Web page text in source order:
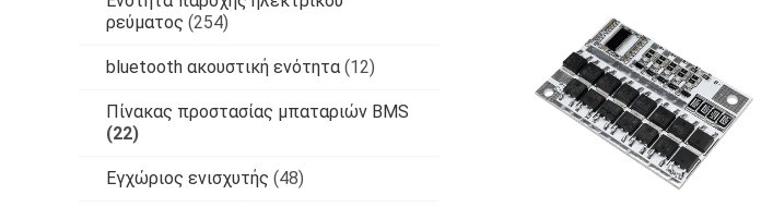
ρεύματος (254)
bluetooth ακουστική ενότητα (12)
Πίνακας προστασίας μπαταριών BMS
(22)
Εγχώριος ενισχυτής (48)